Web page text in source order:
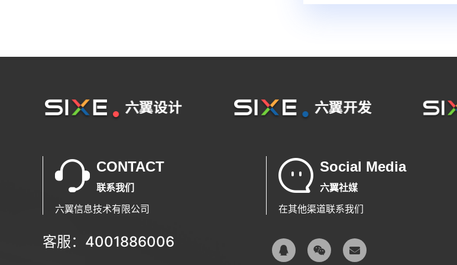
CONTACT
联系我们
六翼信息技术有限公司
客服：4001886006
Social Media
六翼社媒
在其他渠道联系我们